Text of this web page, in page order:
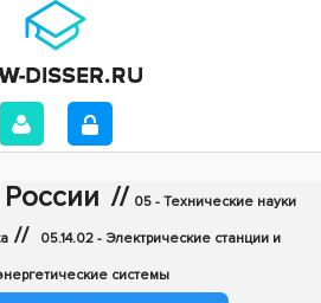
// 05 - Технические науки
// 05.14.02 - Электрические станции и
системы